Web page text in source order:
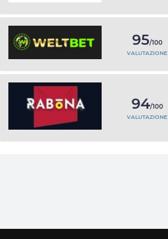
95/100
VALUTAZIONE
94/100
VALUTAZIONE